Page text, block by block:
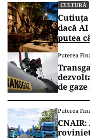
CULTURĂ
Cutiuța
dacă
putea
Puterea
de
Puterea